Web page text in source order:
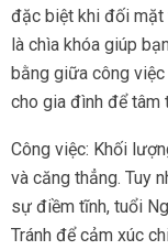
đặc biệt khi đối mặt
là chìa khóa giúp
bằng giữa công việc
cho gia đình để tâm
Công việc: Khối
và căng thẳng. Tuy
sự điềm tĩnh, tuổi
Tránh để cảm xúc